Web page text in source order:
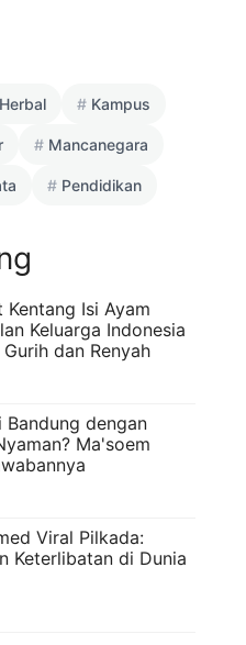
Herbal Kampus
Mancanegara
Pendidikan
Kentang Isi Ayam
Keluarga Indonesia
dan Renyah
Bandung dengan
Ma'soem
Viral Pilkada:
Keterlibatan di Dunia